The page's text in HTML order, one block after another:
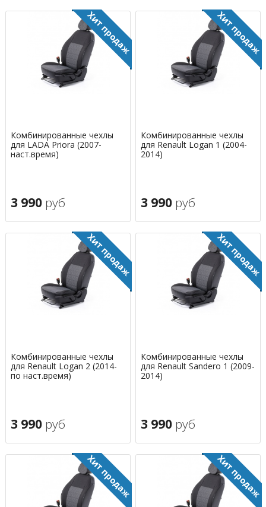
Комбинированные чехлы
для LADA Priora (2007-
наст.время)
3 990 руб
Комбинированные чехлы
для Renault Logan 1 (2004-
2014)
3 990 руб
Комбинированные чехлы
для Renault Logan 2 (2014-
по наст.время)
3 990 руб
Комбинированные чехлы
для Renault Sandero 1 (2009-
2014)
3 990 руб